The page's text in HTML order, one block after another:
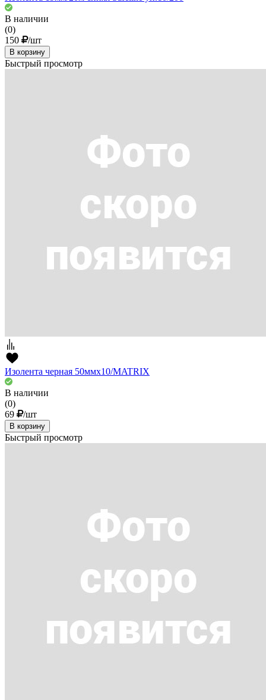
В наличии
(0)
150
/шт
В корзину
Быстрый просмотр
Изолента черная 50ммх10/MATRIX
В наличии
(0)
69
/шт
В корзину
Быстрый просмотр